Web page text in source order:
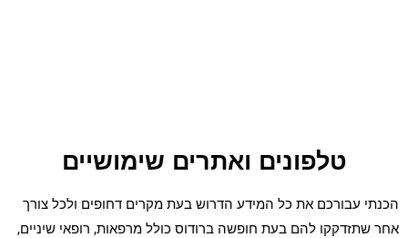
טלפונים ואתרים שימושיים
הכנתי עבורכם את כל המידע הדרוש בעת מקרים דחופים ולכל צורך
אחר שתזדקקו להם בעת חופשה ברודוס כולל מרפאות, רופאי שיניים,